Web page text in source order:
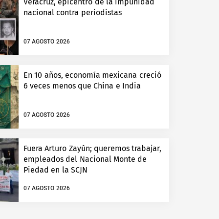
nacional contra periodistas
07 AGOSTO 2026
En 10 años, economía mexicana creció
6 veces menos que China e India
07 AGOSTO 2026
Fuera Arturo Zayún; queremos trabajar,
empleados del Nacional Monte de
Piedad en la SCJN
07 AGOSTO 2026